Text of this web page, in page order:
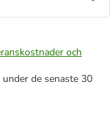
och
de senaste 30